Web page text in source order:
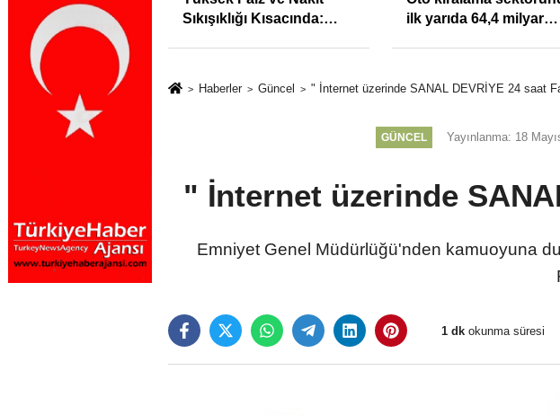
%31,75;
%50,49 olarak
Sıkışıklığı Kısacında:
ilk yarıda 64,4 milyar
Haberler Güncel " İnternet üzerinde SANAL DEVRİYE 24 saat
GÜNCEL Yayınlanma: 18
" İnternet üzerinde
Emniyet Genel Müdürlüğü'nden kamuoyuna
1 dk okunma süresi